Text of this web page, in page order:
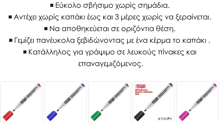
Εύκολο σβήσιμο χωρίς σημάδια.
Αντέχει χωρίς καπάκι έως και 3 μέρες χωρίς να ξεραίνεται.
Να αποθηκεύεται σε οριζόντια θέση.
Γεμίζει πανέυκολα ξεβιδώνοντας με ένα κέρμα το καπάκι .
Kατάλληλος για γράψιμο σε λευκούς πίνακες και
επαναγεμιζόμενος.